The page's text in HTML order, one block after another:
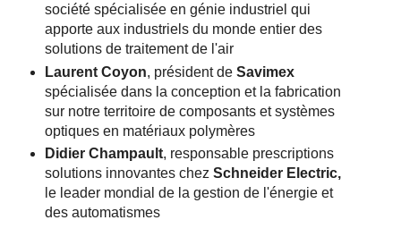
société spécialisée en génie industriel qui
apporte aux industriels du monde entier des
solutions de traitement de l'air
Laurent Coyon, président de Savimex
spécialisée dans la conception et la fabrication
sur notre territoire de composants et systèmes
optiques en matériaux polymères
Didier Champault, responsable prescriptions
solutions innovantes chez Schneider Electric,
le leader mondial de la gestion de l'énergie et
des automatismes